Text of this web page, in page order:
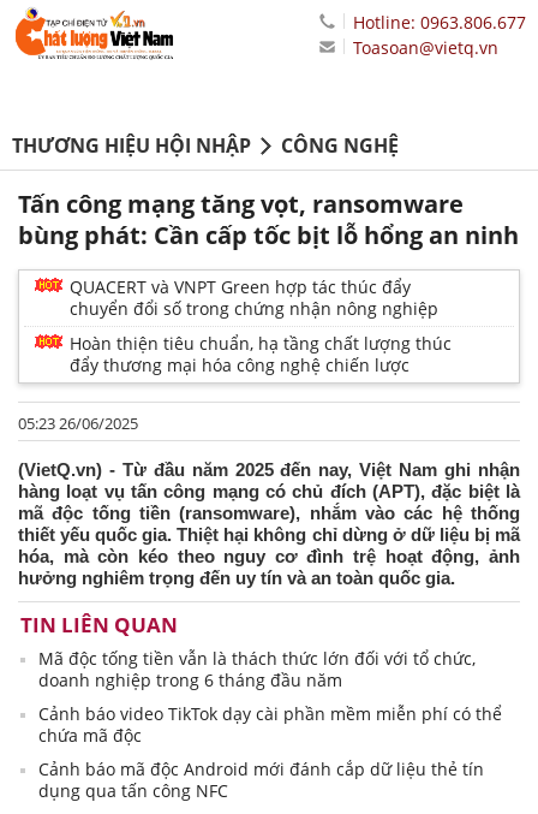
Hotline: 0963.806.677
Toasoan@vietq.vn
THƯƠNG HIỆU HỘI NHẬP CÔNG NGHỆ
Tấn công mạng tăng vọt, ransomware
bùng phát: Cần cấp tốc bịt lỗ hổng an ninh
QUACERT và VNPT Green hợp tác thúc đẩy
chuyển đổi số trong chứng nhận nông nghiệp
Hoàn thiện tiêu chuẩn, hạ tầng chất lượng thúc
đẩy thương mại hóa công nghệ chiến lược
05:23 26/06/2025
(VietQ.vn) - Từ đầu năm 2025 đến nay, Việt Nam ghi nhận
hàng loạt vụ tấn công mạng có chủ đích (APT), đặc biệt là
mã độc tống tiền (ransomware), nhắm vào các hệ thống
thiết yếu quốc gia. Thiệt hại không chỉ dừng ở dữ liệu bị mã
hóa, mà còn kéo theo nguy cơ đình trệ hoạt động, ảnh
hưởng nghiêm trọng đến uy tín và an toàn quốc gia.
TIN LIÊN QUAN
Mã độc tống tiền vẫn là thách thức lớn đối với tổ chức,
doanh nghiệp trong 6 tháng đầu năm
Cảnh báo video TikTok dạy cài phần mềm miễn phí có thể
chứa mã độc
Cảnh báo mã độc Android mới đánh cắp dữ liệu thẻ tín
dụng qua tấn công NFC